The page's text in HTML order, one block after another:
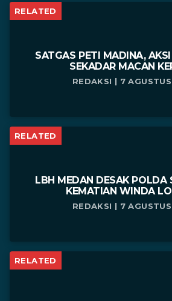
RELATED
SATGAS PETI MADINA,
SEKADAR MACAN
REDAKSI | 7
RELATED
LBH MEDAN DESAK POLDA
KEMATIAN WINDA
REDAKSI | 7
RELATED